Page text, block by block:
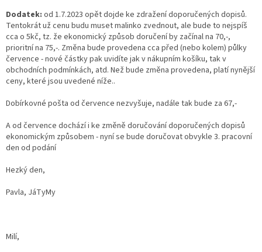
Dodatek: od 1.7.2023 opět dojde ke zdražení doporučených dopisů.
Tentokrát už cenu budu muset malinko zvednout, ale bude to nejspíš
cca o 5kč, tz. že ekonomický způsob doručení by začínal na 70,-,
prioritní na 75,-. Změna bude provedena cca před (nebo kolem) půlky
července - nové částky pak uvidíte jak v nákupním košíku, tak v
obchodních podmínkách, atd. Než bude změna provedena, platí nynější
ceny, které jsou uvedené níže..
Dobírkovné pošta od července nezvyšuje, nadále tak bude za 67,-
A od července dochází i ke změně doručování doporučených dopisů
ekonomickým způsobem - nyní se bude doručovat obvykle 3. pracovní
den od podání
Hezký den,
Pavla, JáTyMy
Milí,